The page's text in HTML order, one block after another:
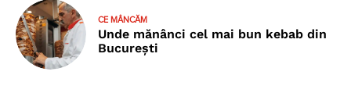
CE MÂNCĂM
Unde mănânci cel mai bun kebab din
București